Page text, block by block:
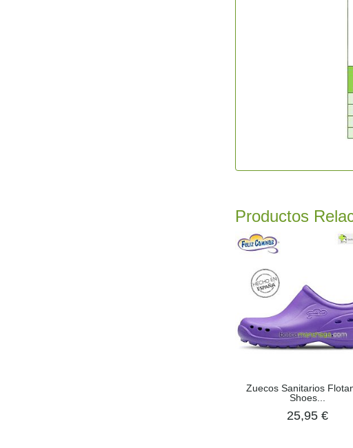
Productos
Zuecos Sanitarios
Shoes...
25,95 €